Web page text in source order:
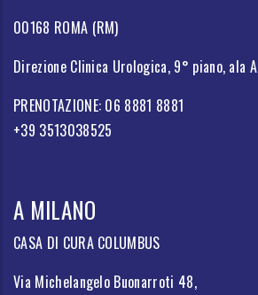
00168 ROMA (RM)
Direzione Clinica Urologica, 9° piano, ala A
PRENOTAZIONE: 06 8881 8881
+39 3513038525
A MILANO
CASA DI CURA COLUMBUS
Via Michelangelo Buonarroti 48,